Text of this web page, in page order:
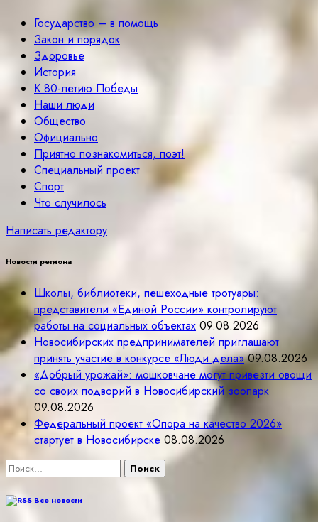
Государство – в помощь
Закон и порядок
Здоровье
История
К 80-летию Победы
Наши люди
Общество
Официально
Приятно познакомиться, поэт!
Специальный проект
Спорт
Что случилось
Написать редактору
Новости региона
Школы, библиотеки, пешеходные тротуары:
представители «Единой России» контролируют
работы на социальных объектах 09.08.2026
Новосибирских предпринимателей приглашают
принять участие в конкурсе «Люди дела» 09.08.2026
«Добрый урожай»: мошковчане могут привезти овощи
со своих подворий в Новосибирский зоопарк
09.08.2026
Федеральный проект «Опора на качество 2026»
стартует в Новосибирске 08.08.2026
Найти:
Все новости